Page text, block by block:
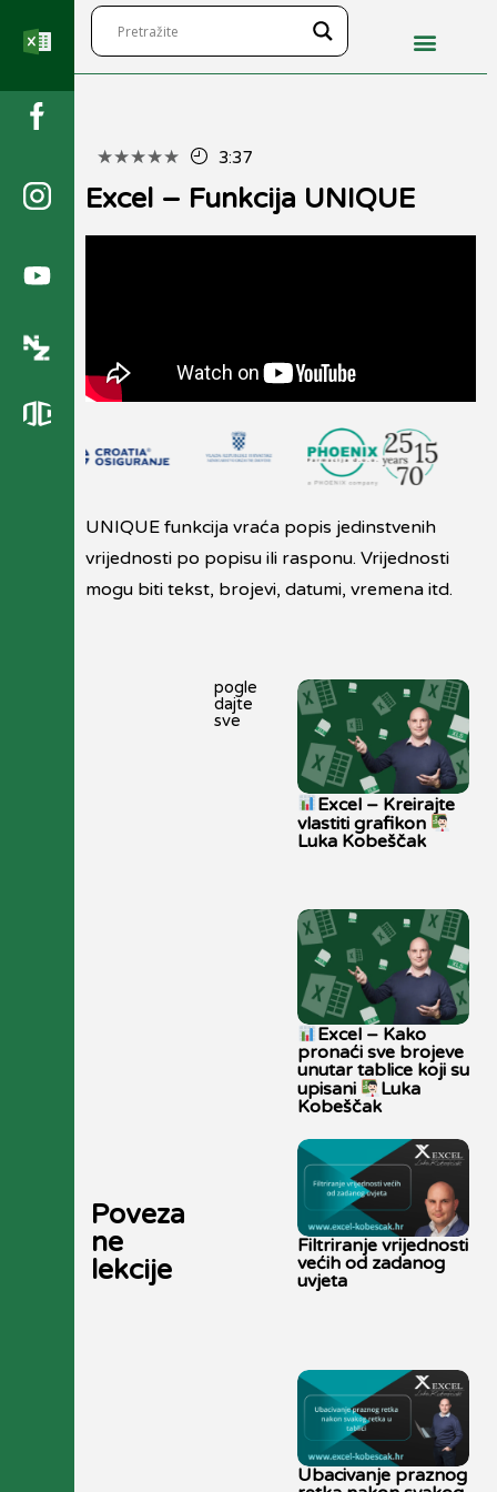
★★★★★ 3:37
Excel – Funkcija UNIQUE
UNIQUE funkcija vraća popis jedinstvenih
vrijednosti po popisu ili rasponu. Vrijednosti
mogu biti tekst, brojevi, datumi, vremena itd.
Poveza
ne
lekcije
pogle
dajte
sve
Excel – Kreirajte
vlastiti grafikon
Luka Kobeščak
Excel – Kako
pronaći sve brojeve
unutar tablice koji su
upisani
Luka
Kobeščak
Filtriranje vrijednosti
većih od zadanog
uvjeta
Ubacivanje praznog